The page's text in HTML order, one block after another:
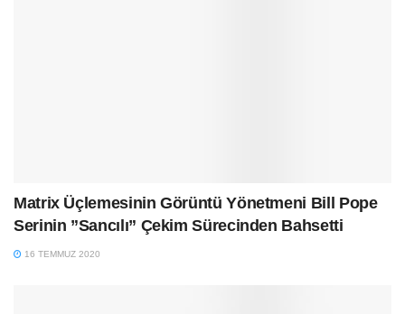
Matrix Üçlemesinin Görüntü Yönetmeni Bill Pope
Serinin ”Sancılı” Çekim Sürecinden Bahsetti
16 TEMMUZ 2020